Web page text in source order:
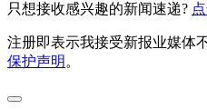
只想接收感兴趣的新闻速递?
注册即表示我接受新报业媒体
保护声明 。